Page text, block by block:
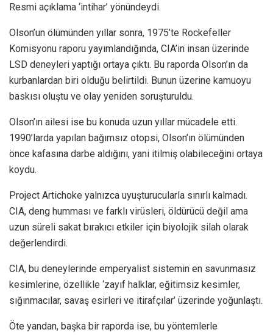
Resmi açıklama ‘intihar’ yönündeydi.
Olson’un ölümünden yıllar sonra, 1975’te Rockefeller
Komisyonu raporu yayımlandığında, CIA’in insan üzerinde
LSD deneyleri yaptığı ortaya çıktı. Bu raporda Olson’ın da
kurbanlardan biri olduğu belirtildi. Bunun üzerine kamuoyu
baskısı oluştu ve olay yeniden soruşturuldu.
Olson’ın ailesi ise bu konuda uzun yıllar mücadele etti.
1990’larda yapılan bağımsız otopsi, Olson’ın ölümünden
önce kafasına darbe aldığını, yani itilmiş olabileceğini ortaya
koydu.
Project Artichoke yalnızca uyuşturucularla sınırlı kalmadı.
CIA, deng humması ve farklı virüsleri, öldürücü değil ama
uzun süreli sakat bırakıcı etkiler için biyolojik silah olarak
değerlendirdi.
CIA, bu deneylerinde emperyalist sistemin en savunmasız
kesimlerine, özellikle ‘zayıf halklar, eğitimsiz kesimler,
sığınmacılar, savaş esirleri ve itirafçılar’ üzerinde yoğunlaştı.
Öte yandan, başka bir raporda ise, bu yöntemlerle